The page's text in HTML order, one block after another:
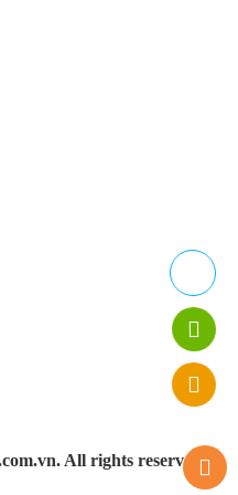
All rights reserved